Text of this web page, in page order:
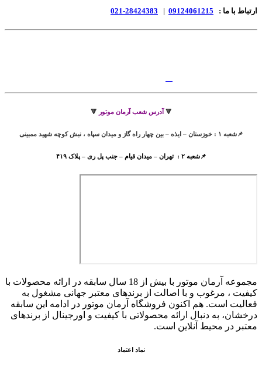
ارتباط با ما : 09124061215
|
28424383-021
🔻 آدرس شعب آرمان موتور 🔻
📌شعبه ۱ : خوزستان – ایذه – بین چهار راه گاز و میدان سپاه ، نبش کوچه شهید ممبینی
📌شعبه ۲ : تهران – میدان قیام – جنب پل ری – پلاک ۴۱۹
مجموعه آرمان موتور با بیش از 18 سال سابقه در ارائه محصولات با
کيفيت ، مرغوب و با اصالت از برندهای معتبر جهانی مشغول به
فعاليت است. هم اکنون فروشگاه آرمان موتور در ادامه اين سابقه
درخشان، به دنبال ارائه محصولاتی با کيفيت و اورجينال از برندهای
معتبر در محيط آنلاين است.
نماد اعتماد